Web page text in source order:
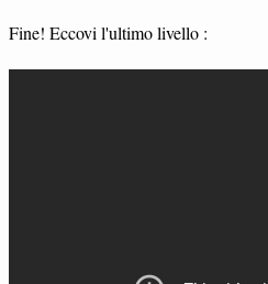
Fine! Eccovi l'ultimo livello :